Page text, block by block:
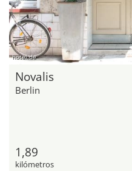
hotel.de
Novalis
Berlin
1,89
kilómetros